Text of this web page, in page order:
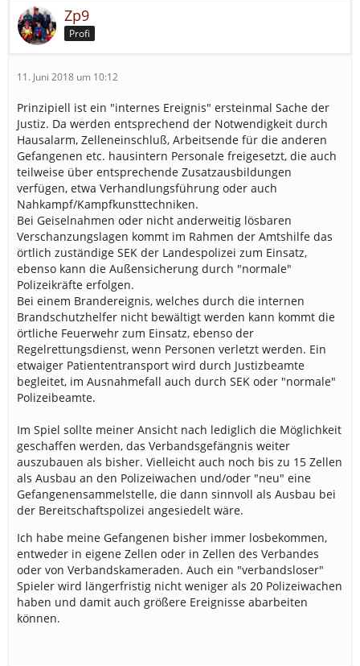
Zp9
Profi
11. Juni 2018 um 10:12
Prinzipiell ist ein "internes Ereignis" ersteinmal Sache der
Justiz. Da werden entsprechend der Notwendigkeit durch
Hausalarm, Zelleneinschluß, Arbeitsende für die anderen
Gefangenen etc. hausintern Personale freigesetzt, die auch
teilweise über entsprechende Zusatzausbildungen
verfügen, etwa Verhandlungsführung oder auch
Nahkampf/Kampfkunsttechniken.
Bei Geiselnahmen oder nicht anderweitig lösbaren
Verschanzungslagen kommt im Rahmen der Amtshilfe das
örtlich zuständige SEK der Landespolizei zum Einsatz,
ebenso kann die Außensicherung durch "normale"
Polizeikräfte erfolgen.
Bei einem Brandereignis, welches durch die internen
Brandschutzhelfer nicht bewältigt werden kann kommt die
örtliche Feuerwehr zum Einsatz, ebenso der
Regelrettungsdienst, wenn Personen verletzt werden. Ein
etwaiger Patiententransport wird durch Justizbeamte
begleitet, im Ausnahmefall auch durch SEK oder "normale"
Polizeibeamte.
Im Spiel sollte meiner Ansicht nach lediglich die Möglichkeit
geschaffen werden, das Verbandsgefängnis weiter
auszubauen als bisher. Vielleicht auch noch bis zu 15 Zellen
als Ausbau an den Polizeiwachen und/oder "neu" eine
Gefangenensammelstelle, die dann sinnvoll als Ausbau bei
der Bereitschaftspolizei angesiedelt wäre.
Ich habe meine Gefangenen bisher immer losbekommen,
entweder in eigene Zellen oder in Zellen des Verbandes
oder von Verbandskameraden. Auch ein "verbandsloser"
Spieler wird längerfristig nicht weniger als 20 Polizeiwachen
haben und damit auch größere Ereignisse abarbeiten
können.